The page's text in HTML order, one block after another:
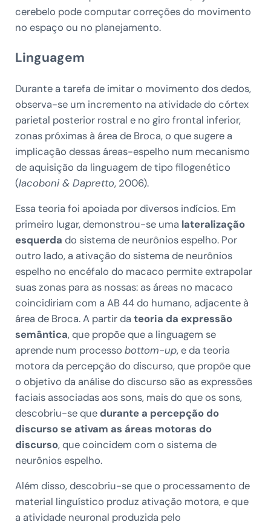
cerebelo pode computar correções do movimento
no espaço ou no planejamento.
Linguagem
Durante a tarefa de imitar o movimento dos dedos,
observa-se um incremento na atividade do córtex
parietal posterior rostral e no giro frontal inferior,
zonas próximas à área de Broca, o que sugere a
implicação dessas áreas-espelho num mecanismo
de aquisição da linguagem de tipo filogenético
(Iacoboni & Dapretto, 2006).
Essa teoria foi apoiada por diversos indícios. Em
primeiro lugar, demonstrou-se uma lateralização
esquerda do sistema de neurônios espelho. Por
outro lado, a ativação do sistema de neurônios
espelho no encéfalo do macaco permite extrapolar
suas zonas para as nossas: as áreas no macaco
coincidiriam com a AB 44 do humano, adjacente à
área de Broca. A partir da teoria da expressão
semântica, que propõe que a linguagem se
aprende num processo bottom-up, e da teoria
motora da percepção do discurso, que propõe que
o objetivo da análise do discurso são as expressões
faciais associadas aos sons, mais do que os sons,
descobriu-se que durante a percepção do
discurso se ativam as áreas motoras do
discurso, que coincidem com o sistema de
neurônios espelho.
Além disso, descobriu-se que o processamento de
material linguístico produz ativação motora, e que
a atividade neuronal produzida pelo